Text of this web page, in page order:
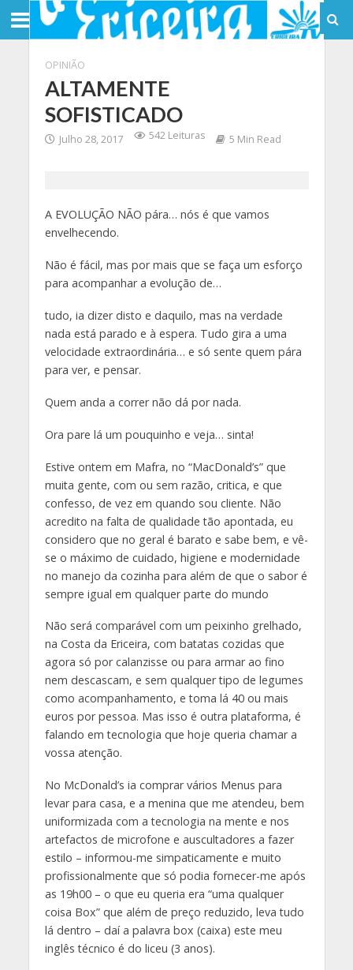
OPINIÃO
ALTAMENTE
SOFISTICADO
Julho 28, 2017 542 Leituras 5 Min Read
A EVOLUÇÃO NÃO pára… nós é que vamos
envelhecendo.
Não é fácil, mas por mais que se faça um esforço
para acompanhar a evolução de…
tudo, ia dizer disto e daquilo, mas na verdade
nada está parado e à espera. Tudo gira a uma
velocidade extraordinária… e só sente quem pára
para ver, e pensar.
Quem anda a correr não dá por nada.
Ora pare lá um pouquinho e veja… sinta!
Estive ontem em Mafra, no “MacDonald’s” que
muita gente, com ou sem razão, critica, e que
confesso, de vez em quando sou cliente. Não
acredito na falta de qualidade tão apontada, eu
considero que no geral é barato e sabe bem, e vê-
se o máximo de cuidado, higiene e modernidade
no manejo da cozinha para além de que o sabor é
sempre igual em qualquer parte do mundo
Não será comparável com um peixinho grelhado,
na Costa da Ericeira, com batatas cozidas que
agora só por calanzisse ou para armar ao fino
nem descascam, e sem qualquer tipo de legumes
como acompanhamento, e toma lá 40 ou mais
euros por pessoa. Mas isso é outra plataforma, é
falando em tecnologia que hoje queria chamar a
vossa atenção.
No McDonald’s ia comprar vários Menus para
levar para casa, e a menina que me atendeu, bem
uniformizada com a tecnologia na mente e nos
artefactos de microfone e auscultadores a fazer
estilo – informou-me simpaticamente e muito
profissionalmente que só podia fornecer-me após
as 19h00 – o que eu queria era “uma qualquer
coisa Box” que além de preço reduzido, leva tudo
lá dentro – daí a palavra box (caixa) este meu
inglês técnico é do liceu (3 anos).